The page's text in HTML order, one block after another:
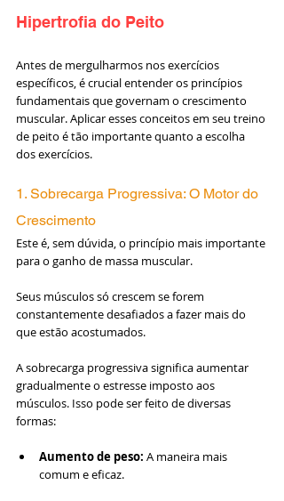
Hipertrofia do Peito
Antes de mergulharmos nos exercícios
específicos, é crucial entender os princípios
fundamentais que governam o crescimento
muscular. Aplicar esses conceitos em seu treino
de peito é tão importante quanto a escolha
dos exercícios.
1. Sobrecarga Progressiva: O Motor do
Crescimento
Este é, sem dúvida, o princípio mais importante
para o ganho de massa muscular.
Seus músculos só crescem se forem
constantemente desafiados a fazer mais do
que estão acostumados.
A sobrecarga progressiva significa aumentar
gradualmente o estresse imposto aos
músculos. Isso pode ser feito de diversas
formas:
Aumento de peso: A maneira mais
comum e eficaz.